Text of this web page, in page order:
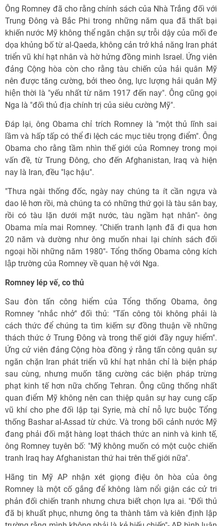
Ông Romney đã cho rằng chính sách của Nhà Trắng đối với
Trung Đông và Bắc Phi trong những năm qua đã thất bại
khiến nước Mỹ không thể ngăn chặn sự trỗi dậy của mối đe
dọa khủng bố từ al-Qaeda, không cản trở khả năng Iran phát
triển vũ khí hạt nhân và hờ hửng đồng minh Israel. Ứng viên
đảng Cộng hòa còn cho rằng tàu chiến của hải quân Mỹ
nên được tăng cường, bởi theo ông, lực lượng hải quân Mỹ
hiện thời là "yếu nhất từ năm 1917 đến nay". Ông cũng gọi
Nga là "đối thủ địa chính trị của siêu cường Mỹ".
Đáp lại, ông Obama chỉ trích Romney là "một thủ lĩnh sai
lầm và hấp tấp có thể đi lệch các mục tiêu trọng điểm". Ông
Obama cho rằng tầm nhìn thế giới của Romney trong mọi
vấn đề, từ Trung Đông, cho đến Afghanistan, Iraq và hiện
nay là Iran, đều "lạc hậu".
"Thưa ngài thống đốc, ngày nay chúng ta ít cần ngựa và
dao lê hơn rồi, mà chúng ta có những thứ gọi là tàu sân bay,
rồi có tàu lặn dưới mặt nước, tàu ngầm hạt nhân"- ông
Obama mỉa mai Romney. "Chiến tranh lạnh đã đi qua hơn
20 năm và dường như ông muốn nhai lại chính sách đối
ngoại hồi những năm 1980"- Tổng thống Obama công kích
lập trường của Romney về quan hệ với Nga.
Romney lép vế, co thủ
Sau đòn tấn công hiểm của Tổng thống Obama, ông
Romney "nhắc nhở" đối thủ: "Tấn công tôi không phải là
cách thức để chúng ta tìm kiếm sự đồng thuận về những
thách thức ở Trung Đông và trong thế giới đầy nguy hiểm".
Ứng cử viên đảng Cộng hòa đồng ý rằng tấn công quân sự
ngăn chặn Iran phát triển vũ khí hạt nhân chỉ là biện pháp
sau cùng, nhưng muốn tăng cường các biện pháp trừng
phạt kinh tế hơn nữa chống Tehran. Ông cũng thống nhất
quan điểm Mỹ không nên can thiệp quân sự hay cung cấp
vũ khí cho phe đối lập tại Syrie, mà chỉ nỗ lực buộc Tổng
thống Bashar al-Assad từ chức. Và trong bối cảnh nước Mỹ
đang phải đối mặt hàng loạt thách thức an ninh và kinh tế,
ông Romney tuyên bố: "Mỹ không muốn có một cuộc chiến
tranh Iraq hay Afghanistan thứ hai trên thế giới nữa".
Hãng tin Mỹ AP nhận xét giọng điệu ôn hòa của ông
Romney là một cố gắng để không làm nổi giận các cử tri
phản đối chiến tranh nhưng chưa biết chọn lựa ai. "Đối thủ
đã bị khuất phục, nhưng ông ta thành tâm và kiên định lập